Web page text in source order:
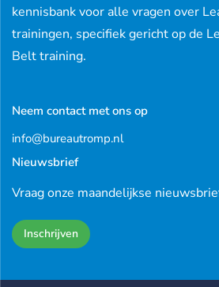
kennisbank voor alle vragen over
trainingen, specifiek gericht op de
Belt training.
Neem contact met ons op
info@bureautromp.nl
Nieuwsbrief
Vraag onze maandelijkse
Inschrijven